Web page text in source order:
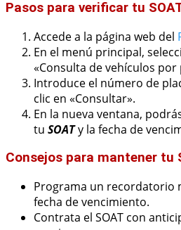
Pasos para verificar tu
Accede a la página web del
En el menú principal,
«Consulta de vehículos por
Introduce el número de
clic en «Consultar».
En la nueva ventana,
tu SOATy la fecha de
Consejos para mantener tu
Programa un recordatorio
fecha de vencimiento.
Contrata el SOAT con